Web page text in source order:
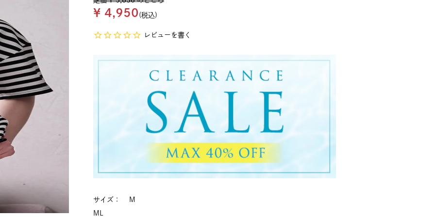
¥ 4,950 税込
レビューを書く
サイズ
M
M